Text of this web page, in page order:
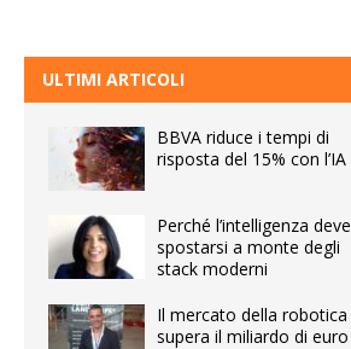
ULTIMI ARTICOLI
BBVA riduce i tempi di
risposta del 15% con l’IA
Perché l’intelligenza deve
spostarsi a monte degli
stack moderni
Il mercato della robotica
supera il miliardo di euro